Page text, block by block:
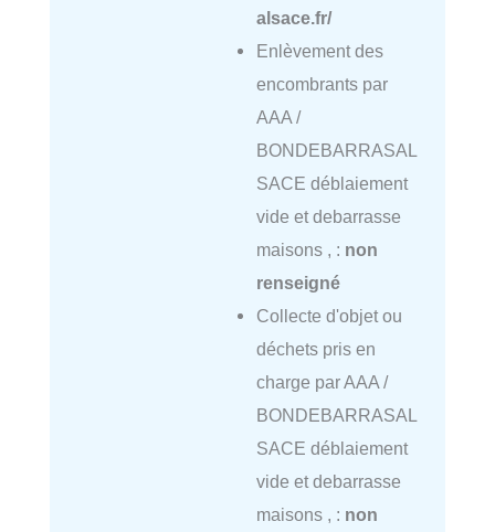
alsace.fr/
Enlèvement des
encombrants par
AAA /
BONDEBARRASAL
SACE déblaiement
vide et debarrasse
maisons , : non
renseigné
Collecte d'objet ou
déchets pris en
charge par AAA /
BONDEBARRASAL
SACE déblaiement
vide et debarrasse
maisons , : non